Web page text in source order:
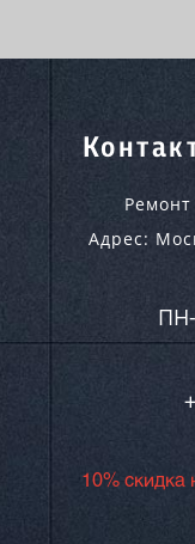
Адрес:
10% скидка